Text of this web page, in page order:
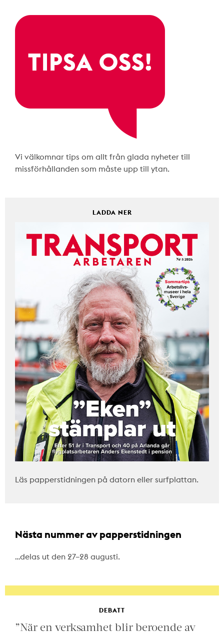
Vi välkomnar tips om allt från glada nyheter till
missförhållanden som måste upp till ytan.
LADDA NER
Läs papperstidningen på datorn eller surfplattan.
Nästa nummer av papperstidningen
…delas ut den 27–28 augusti.
DEBATT
”När en verksamhet blir beroende av